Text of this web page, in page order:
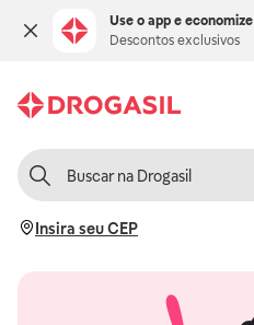
Use o app e economize
Descontos exclusivos
Insira seu CEP